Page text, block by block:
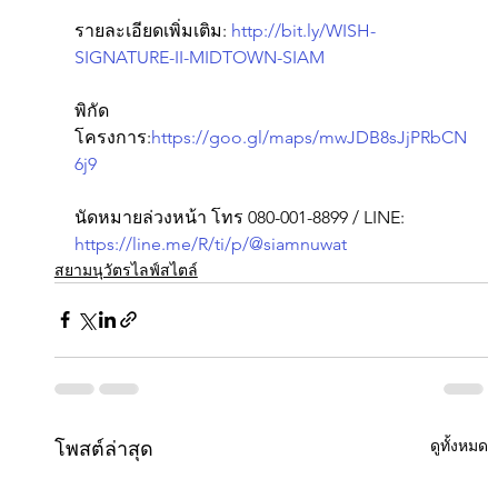
รายละเอียดเพิ่มเติม: http://bit.ly/WISH-
SIGNATURE-II-MIDTOWN-SIAM
พิกัด
โครงการ:https://goo.gl/maps/mwJDB8sJjPRbCN
6j9
นัดหมายล่วงหน้า โทร 080-001-8899 / LINE:
https://line.me/R/ti/p/@siamnuwat
สยามนุวัตรไลฟ์สไตล์
โพสต์ล่าสุด ดูทั้งหมด